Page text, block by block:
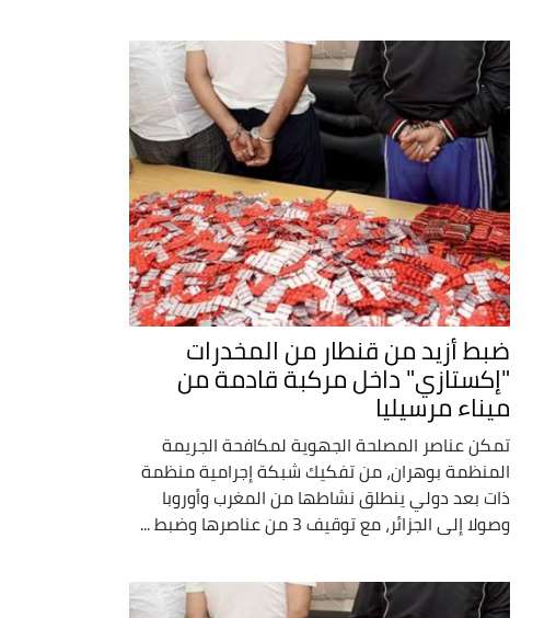
ضبط أزيد من قنطار من المخدرات
"إكستازي" داخل مركبة قادمة من
ميناء مرسيليا
تمكن عناصر المصلحة الجهوية لمكافحة الجريمة
المنظمة بوهران، من تفكيك شبكة إجرامية منظمة
ذات بعد دولي ينطلق نشاطها من المغرب وأوروبا
وصولا إلى الجزائر، مع توقيف 3 من عناصرها وضبط ...